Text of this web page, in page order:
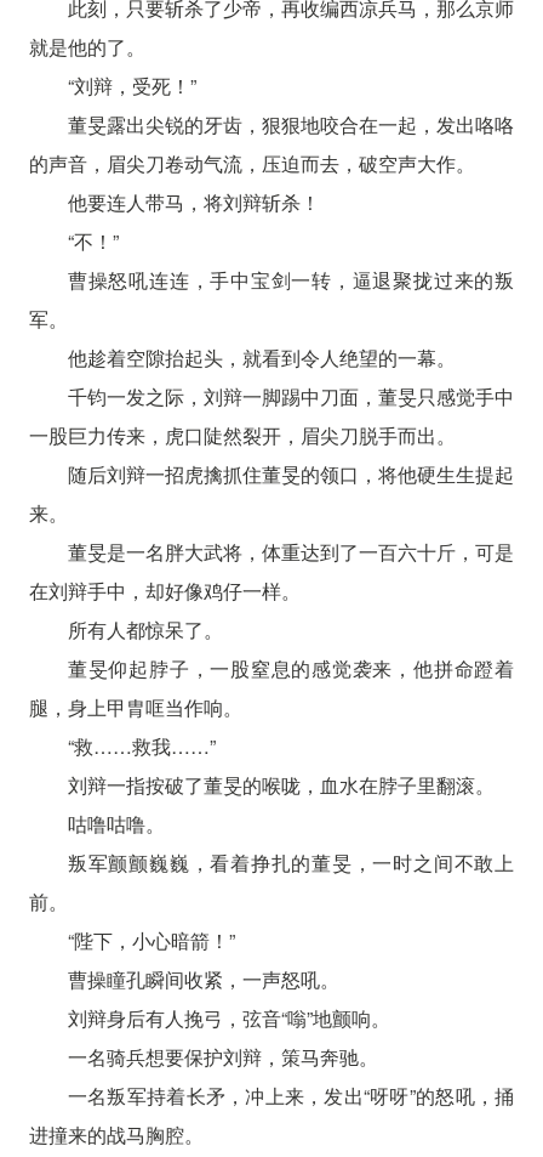
此刻，只要斩杀了少帝，再收编西凉兵马，那么京师
就是他的了。
“刘辩，受死！”
董旻露出尖锐的牙齿，狠狠地咬合在一起，发出咯咯
的声音，眉尖刀卷动气流，压迫而去，破空声大作。
他要连人带马，将刘辩斩杀！
“不！”
曹操怒吼连连，手中宝剑一转，逼退聚拢过来的叛
军。
他趁着空隙抬起头，就看到令人绝望的一幕。
千钧一发之际，刘辩一脚踢中刀面，董旻只感觉手中
一股巨力传来，虎口陡然裂开，眉尖刀脱手而出。
随后刘辩一招虎擒抓住董旻的领口，将他硬生生提起
来。
董旻是一名胖大武将，体重达到了一百六十斤，可是
在刘辩手中，却好像鸡仔一样。
所有人都惊呆了。
董旻仰起脖子，一股窒息的感觉袭来，他拼命蹬着
腿，身上甲胄哐当作响。
“救……救我……”
刘辩一指按破了董旻的喉咙，血水在脖子里翻滚。
咕噜咕噜。
叛军颤颤巍巍，看着挣扎的董旻，一时之间不敢上
前。
“陛下，小心暗箭！”
曹操瞳孔瞬间收紧，一声怒吼。
刘辩身后有人挽弓，弦音“嗡”地颤响。
一名骑兵想要保护刘辩，策马奔驰。
一名叛军持着长矛，冲上来，发出“呀呀”的怒吼，捅
进撞来的战马胸腔。